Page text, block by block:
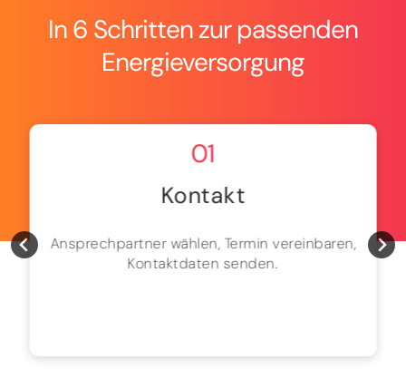
In 6 Schritten zur passenden
Energieversorgung
01
Kontakt
Ansprechpartner wählen, Termin vereinbaren,
Kontaktdaten senden.